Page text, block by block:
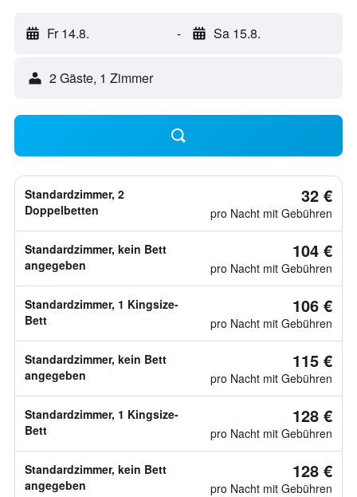
Fr 14.8. - Sa 15.8.
2 Gäste, 1 Zimmer
Standardzimmer, 2
Doppelbetten
32 €
pro Nacht mit Gebühren
Standardzimmer, kein Bett
angegeben
104 €
pro Nacht mit Gebühren
Standardzimmer, 1 Kingsize-
Bett
106 €
pro Nacht mit Gebühren
Standardzimmer, kein Bett
angegeben
115 €
pro Nacht mit Gebühren
Standardzimmer, 1 Kingsize-
Bett
128 €
pro Nacht mit Gebühren
Standardzimmer, kein Bett
angegeben
128 €
pro Nacht mit Gebühren